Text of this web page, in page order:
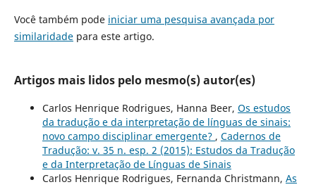
Você também pode iniciar uma pesquisa avançada por
similaridadepara este artigo.
Artigos mais lidos pelo mesmo(s) autor(es)
Carlos Henrique Rodrigues, Hanna Beer, Os estudos
da tradução e da interpretação de línguas de sinais:
novo campo disciplinar emergente? , Cadernos de
Tradução: v. 35 n. esp. 2 (2015): Estudos da Tradução
e da Interpretação de Línguas de Sinais
Carlos Henrique Rodrigues, Fernanda Christmann, As